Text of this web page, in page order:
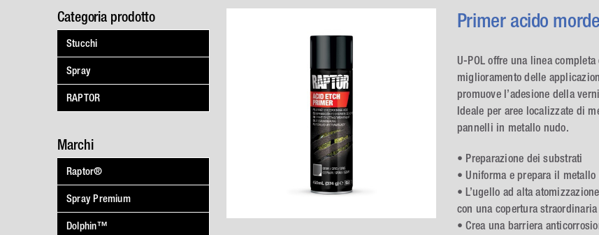
Primer acido
U-POL offre una linea
miglioramento delle
promuove l’adesione della
Ideale per aree localizzate di
pannelli in metallo nudo.
• Preparazione dei substrati
• Uniforma e prepara il
• L’ugello ad alta
con una copertura straordinaria
• Crea una barriera
Categoria prodotto
Stucchi
Spray
RAPTOR
Marchi
Raptor®
Spray Premium
Dolphin™